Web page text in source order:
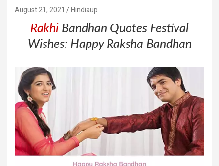
August 21, 2021 Hindiaup
Rakhi Bandhan Quotes Festival
Wishes: Happy Raksha Bandhan